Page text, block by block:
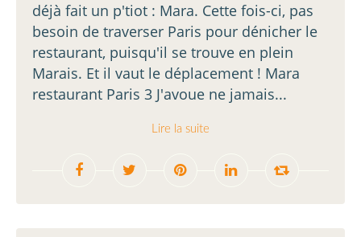
déjà fait un p'tiot : Mara. Cette fois-ci, pas
besoin de traverser Paris pour dénicher le
restaurant, puisqu'il se trouve en plein
Marais. Et il vaut le déplacement ! Mara
restaurant Paris 3 J'avoue ne jamais...
Lire la suite